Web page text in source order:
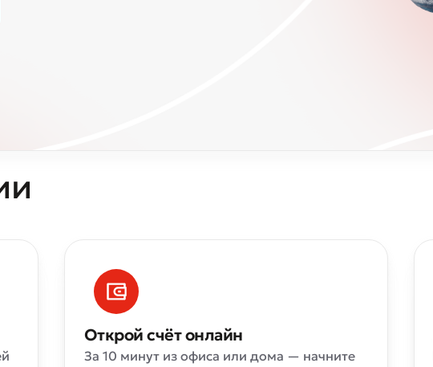
Открой счёт онлайн
За 10 минут из офиса или дома — начните